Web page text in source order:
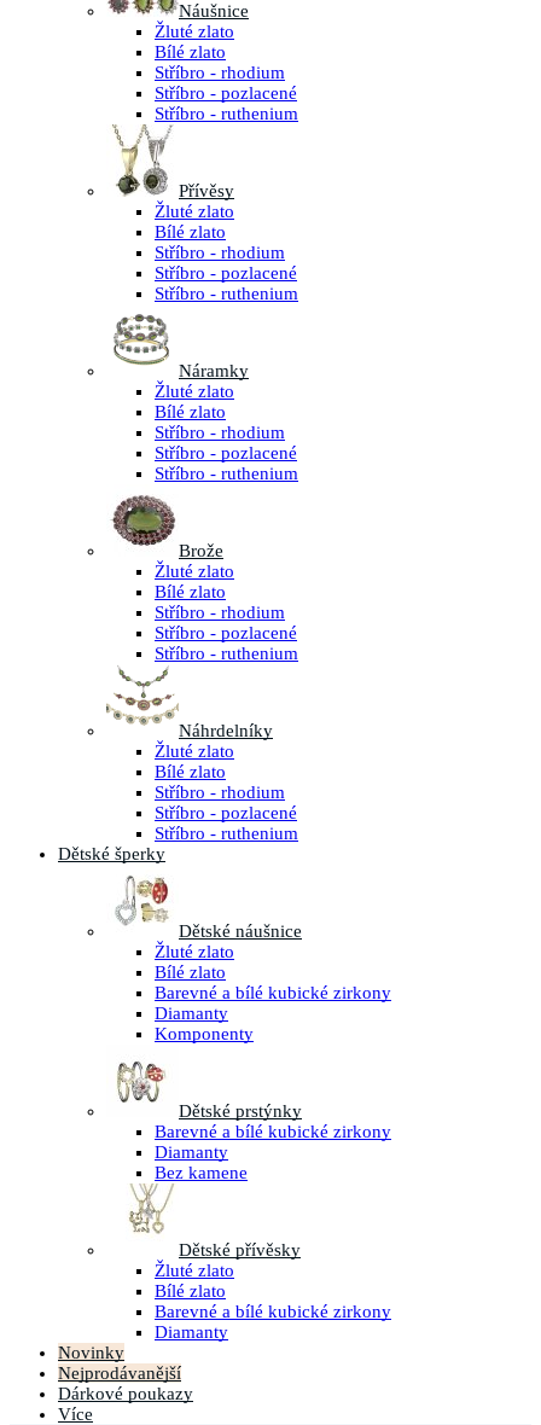
Náušnice
Žluté zlato
Bílé zlato
Stříbro - rhodium
Stříbro - pozlacené
Stříbro - ruthenium
Přívěsy
Žluté zlato
Bílé zlato
Stříbro - rhodium
Stříbro - pozlacené
Stříbro - ruthenium
Náramky
Žluté zlato
Bílé zlato
Stříbro - rhodium
Stříbro - pozlacené
Stříbro - ruthenium
Brože
Žluté zlato
Bílé zlato
Stříbro - rhodium
Stříbro - pozlacené
Stříbro - ruthenium
Náhrdelníky
Žluté zlato
Bílé zlato
Stříbro - rhodium
Stříbro - pozlacené
Stříbro - ruthenium
Dětské šperky
Dětské náušnice
Žluté zlato
Bílé zlato
Barevné a bílé kubické zirkony
Diamanty
Komponenty
Dětské prstýnky
Barevné a bílé kubické zirkony
Diamanty
Bez kamene
Dětské přívěsky
Žluté zlato
Bílé zlato
Barevné a bílé kubické zirkony
Diamanty
Novinky
Nejprodávanější
Dárkové poukazy
Více